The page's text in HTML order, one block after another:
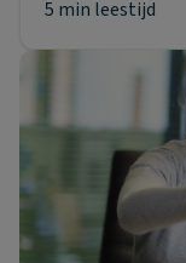
5 min leestijd